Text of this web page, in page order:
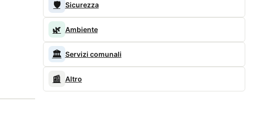
🛡️ Sicurezza
🌿 Ambiente
🏛️ Servizi comunali
📰 Altro